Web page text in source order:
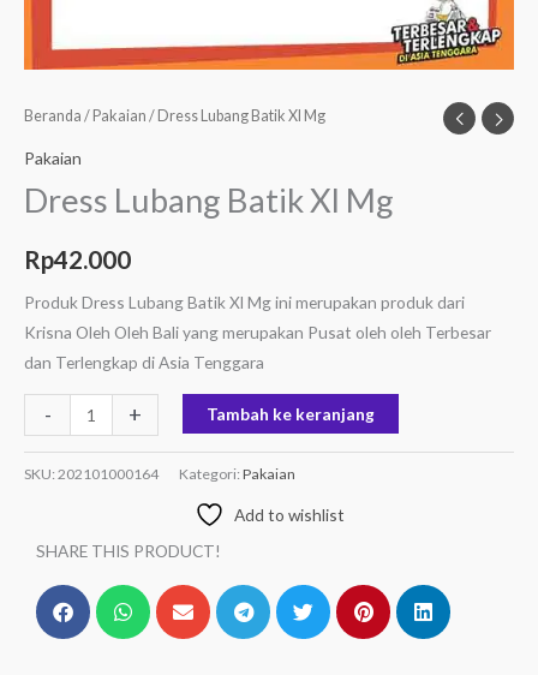
Beranda / Pakaian / Dress Lubang Batik Xl Mg
Pakaian
Dress Lubang Batik Xl Mg
Rp42.000
Produk Dress Lubang Batik Xl Mg ini merupakan produk dari
Krisna Oleh Oleh Bali yang merupakan Pusat oleh oleh Terbesar
dan Terlengkap di Asia Tenggara
- + Tambah ke keranjang
SKU: 202101000164 Kategori: Pakaian
Add to wishlist
SHARE THIS PRODUCT!